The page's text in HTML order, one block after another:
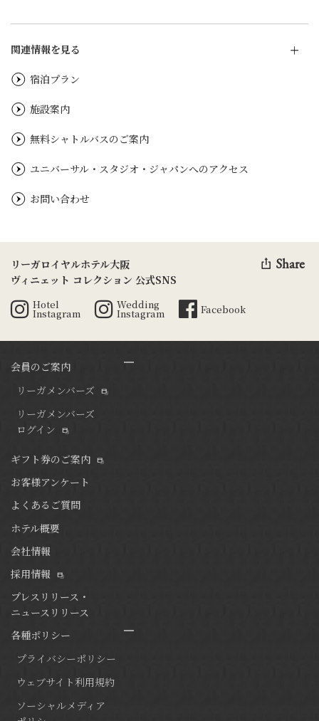
関連情報を見る
宿泊プラン
施設案内
無料シャトルバスのご案内
ユニバーサル・スタジオ・ジャパンへのアクセス
お問い合わせ
リーガロイヤルホテル大阪
ヴィニェット コレクション 公式SNS
Hotel
Instagram
Wedding
Instagram Facebook
Share
会員のご案内
リーガメンバーズ
リーガメンバーズ
ログイン
ギフト券のご案内
お客様アンケート
よくあるご質問
ホテル概要
会社情報
採用情報
プレスリリース・
ニュースリリース
各種ポリシー
プライバシーポリシー
ウェブサイト利用規約
ソーシャルメディア